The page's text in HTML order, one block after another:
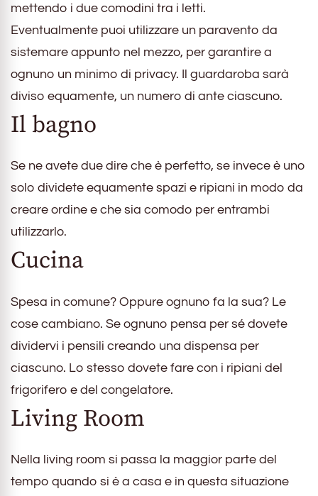
mettendo i due comodini tra i letti.
Eventualmente puoi utilizzare un paravento da
sistemare appunto nel mezzo, per garantire a
ognuno un minimo di privacy. Il guardaroba sarà
diviso equamente, un numero di ante ciascuno.
Il bagno
Se ne avete due dire che è perfetto, se invece è uno
solo dividete equamente spazi e ripiani in modo da
creare ordine e che sia comodo per entrambi
utilizzarlo.
Cucina
Spesa in comune? Oppure ognuno fa la sua? Le
cose cambiano. Se ognuno pensa per sé dovete
dividervi i pensili creando una dispensa per
ciascuno. Lo stesso dovete fare con i ripiani del
frigorifero e del congelatore.
Living Room
Nella living room si passa la maggior parte del
tempo quando si è a casa e in questa situazione